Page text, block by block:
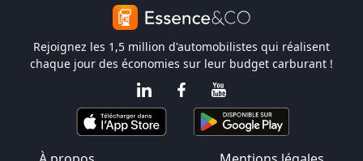
Rejoignez les 1,5 million d'automobilistes qui réalisent
chaque jour des économies sur leur budget carburant !